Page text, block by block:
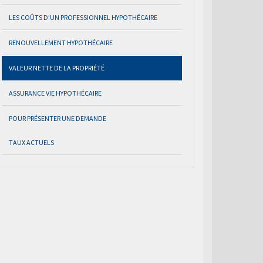
LES COÛTS D’UN PROFESSIONNEL HYPOTHÉCAIRE
RENOUVELLEMENT HYPOTHÉCAIRE
VALEUR NETTE DE LA PROPRIÉTÉ
ASSURANCE VIE HYPOTHÉCAIRE
POUR PRÉSENTER UNE DEMANDE
TAUX ACTUELS